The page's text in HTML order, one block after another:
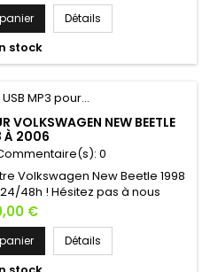
Détails
stock
VOLKSWAGEN NEW BEETLE
À 2006
0
Volkswagen New Beetle 1998
48h ! Hésitez pas à nous
avez une question !
€
Détails